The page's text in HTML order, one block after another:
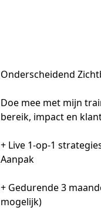
Onderscheidend
Doe mee met mijn
bereik, impact en
+ Live 1-op-1
Aanpak
+ Gedurende 3
mogelijk)